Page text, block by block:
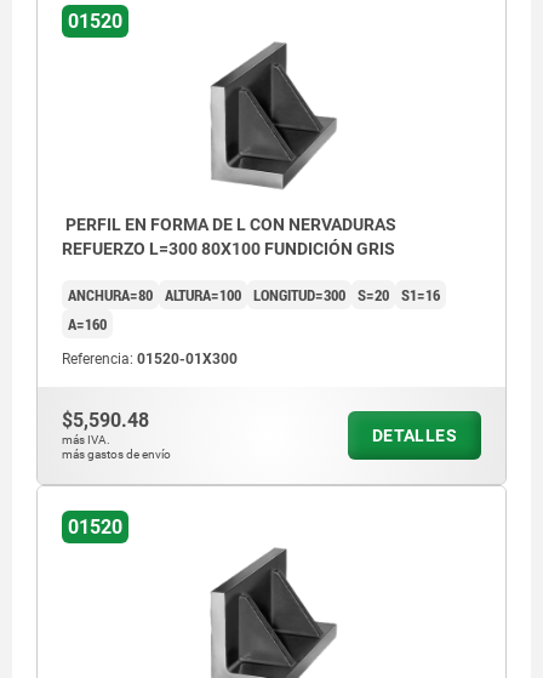
Superficies trabajadas: ±0,25 mm
Superficies en bruto: ±2 mm
Tolerancias de las longitudes:
>200 mm: +10/+20
01520
PERFIL EN FORMA DE L CON NERVADURAS
REFUERZO L=300 80X100 FUNDICIÓN GRIS
ANCHURA=80 ALTURA=100 LONGITUD=300 S=20 S1=16
A=160
Referencia: 01520-01X300
$5,590.48
más IVA.
más gastos de envío
DETALLES
01520